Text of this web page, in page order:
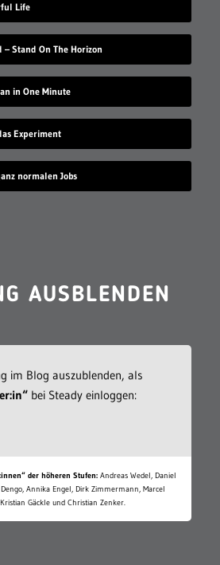
Life
– Stand On The Horizon
in One Minute
Experiment
normalen Jobs
AUSBLENDEN
im Blog auszublenden, als
bei Steady einloggen:
der höheren Stufen: Andreas Wedel, Daniel
Annika Engel, Dirk Zimmermann, Marcel
Gäckle und Christian Zenker.